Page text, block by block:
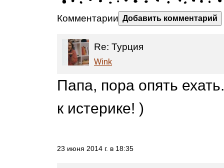
Комментарии Добавить комментарий
Re: Турция
Wink
Папа, пора опять
к истерике! )
23 июня 2014 г. в 18:35